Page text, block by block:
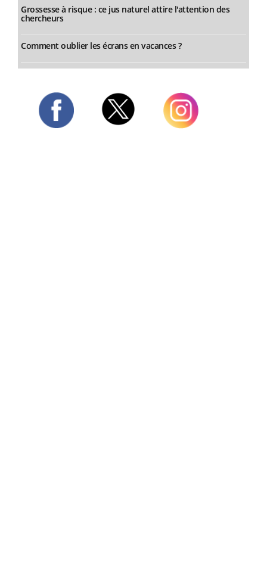
Grossesse à risque : ce jus naturel attire l'attention des
chercheurs
Comment oublier les écrans en vacances ?